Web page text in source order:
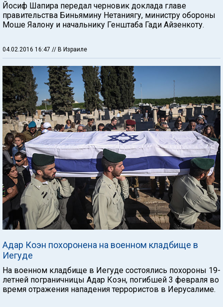
Йосиф Шапира передал черновик доклада главе
правительства Биньямину Нетаниягу, министру обороны
Моше Яалону и начальнику Генштаба Гади Айзенкоту.
04.02.2016 16:47 // В Израиле
Адар Коэн похоронена на военном кладбище в
Иегуде
На военном кладбище в Иегуде состоялись похороны 19-
летней пограничницы Адар Коэн, погибшей 3 февраля во
время отражения нападения террористов в Иерусалиме.